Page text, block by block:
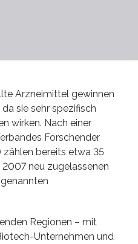
Arzneimittel gewinnen
sie sehr spezifisch
wirken. Nach einer
Forschender
bereits etwa 35
neu zugelassenen
Regionen – mit
Unternehmen und